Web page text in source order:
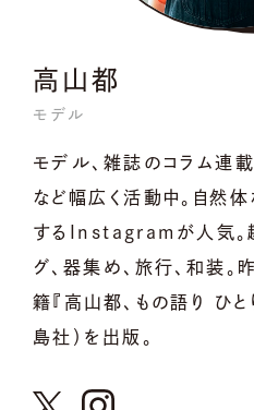
高山都
モデル
モデル、雑誌のコラム連
など幅広く活動中。自然
するInstagramが人気。
グ、器集め、旅行、和装
籍『高山都、もの語り ひと
島社）を出版。